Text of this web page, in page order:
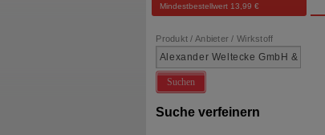
Mindestbestellwert 13,99 €
Produkt / Anbieter / Wirkstoff
Suchen
Suche verfeinern